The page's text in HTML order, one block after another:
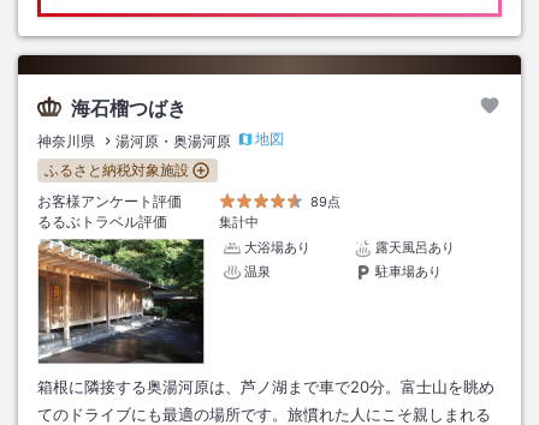
海石榴つばき
神奈川県 湯河原・奥湯河原
地図
ふるさと納税対象施設
お客様アンケート評価
89点
るるぶトラベル評価
集計中
大浴場あり
露天風呂あり
温泉
駐車場あり
箱根に隣接する奥湯河原は、芦ノ湖まで車で20分。富士山を眺め
てのドライブにも最適の場所です。旅慣れた人にこそ親しまれる